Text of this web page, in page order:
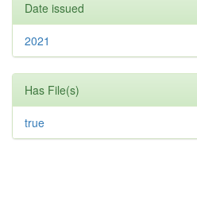
Date issued
2021
Has File(s)
true